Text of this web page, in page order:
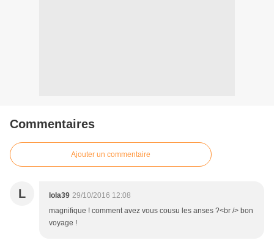
Commentaires
Ajouter un commentaire
L lola39 29/10/2016 12:08
magnifique ! comment avez vous cousu les anses ?<br /> bon
voyage !